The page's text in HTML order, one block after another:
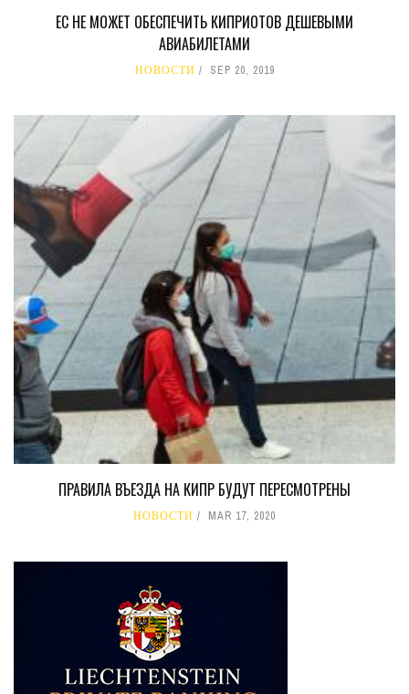
ЕС НЕ МОЖЕТ ОБЕСПЕЧИТЬ КИПРИОТОВ ДЕШЕВЫМИ
АВИАБИЛЕТАМИ
НОВОСТИ SEP 20, 2019
ПРАВИЛА ВЪЕЗДА НА КИПР БУДУТ ПЕРЕСМОТРЕНЫ
НОВОСТИ MAR 17, 2020